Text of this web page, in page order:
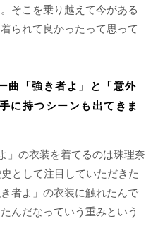
そこを乗り越えて今がある
られて良かったって思って
「強き者よ」と「意外
に持つシーンも出てきま
」の衣装を着てるのは珠理奈
として注目していただきた
者よ」の衣装に触れたんで
んだなっていう重みという